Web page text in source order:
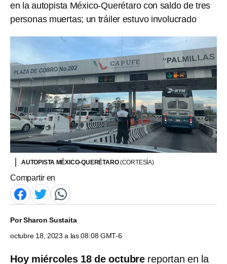
en la autopista México-Querétaro con saldo de tres
personas muertas; un tráiler estuvo involucrado
AUTOPISTA MÉXICO-QUERÉTARO(CORTESÍA)
Compartir en
PorSharon Sustaita
octubre 18, 2023 a las 08:08 GMT-6
Hoy miércoles 18 de octubre reportan en la